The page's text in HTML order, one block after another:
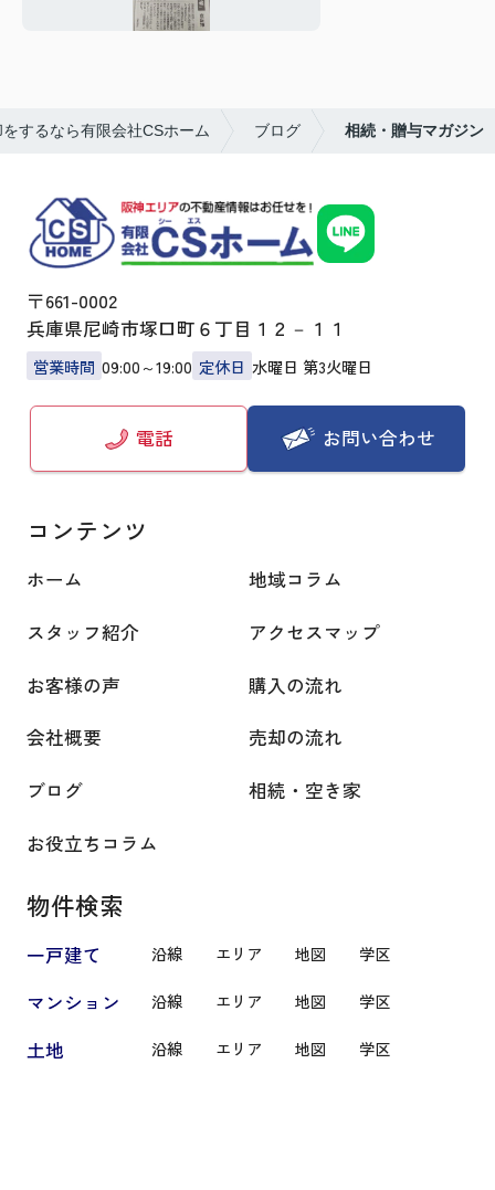
するなら有限会社CSホーム ブログ 相続・贈与マガジン
〒661-0002
兵庫県尼崎市塚口町６丁目１２－１１
営業時間 09:00～19:00 定休日 水曜日 第3火曜日
電話 お問い合わせ
コンテンツ
ホーム
地域コラム
スタッフ紹介
アクセスマップ
お客様の声
購入の流れ
会社概要
売却の流れ
ブログ
相続・空き家
お役立ちコラム
物件検索
一戸建て 沿線 エリア 地図 学区
マンション 沿線 エリア 地図 学区
土地 沿線 エリア 地図 学区